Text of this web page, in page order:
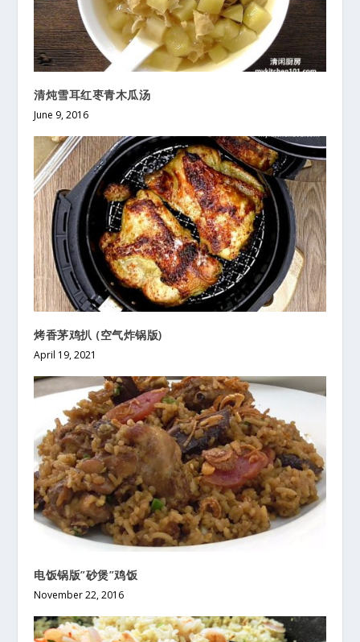
清炖雪耳红枣青木瓜汤
June 9, 2016
烤香茅鸡扒 (空气炸锅版)
April 19, 2021
电饭锅版”砂煲”鸡饭
November 22, 2016